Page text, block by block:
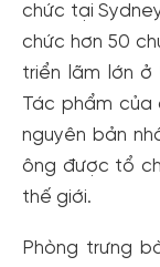
chức tại
chức hơn 50
triển lãm lớn ở
Tác phẩm
nguyên bản
ông được tổ
thế giới.
Phòng trưng